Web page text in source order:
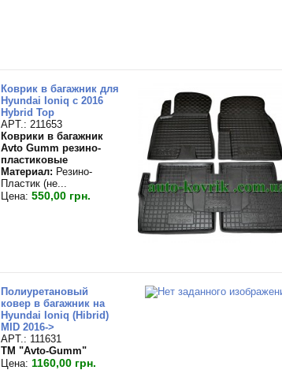
Коврик в багажник для
Hyundai Ioniq с 2016
Hybrid Top
APT.: 211653
Коврики в багажник
Avto Gumm резино-
пластиковые
Материал: Резино-
Пластик (не...
Цена: 550,00 грн.
Полиуретановый
ковер в багажник на
Hyundai Ioniq (Hibrid)
MID 2016->
APT.: 111631
TM "Avto-Gumm"
Цена: 1160,00 грн.